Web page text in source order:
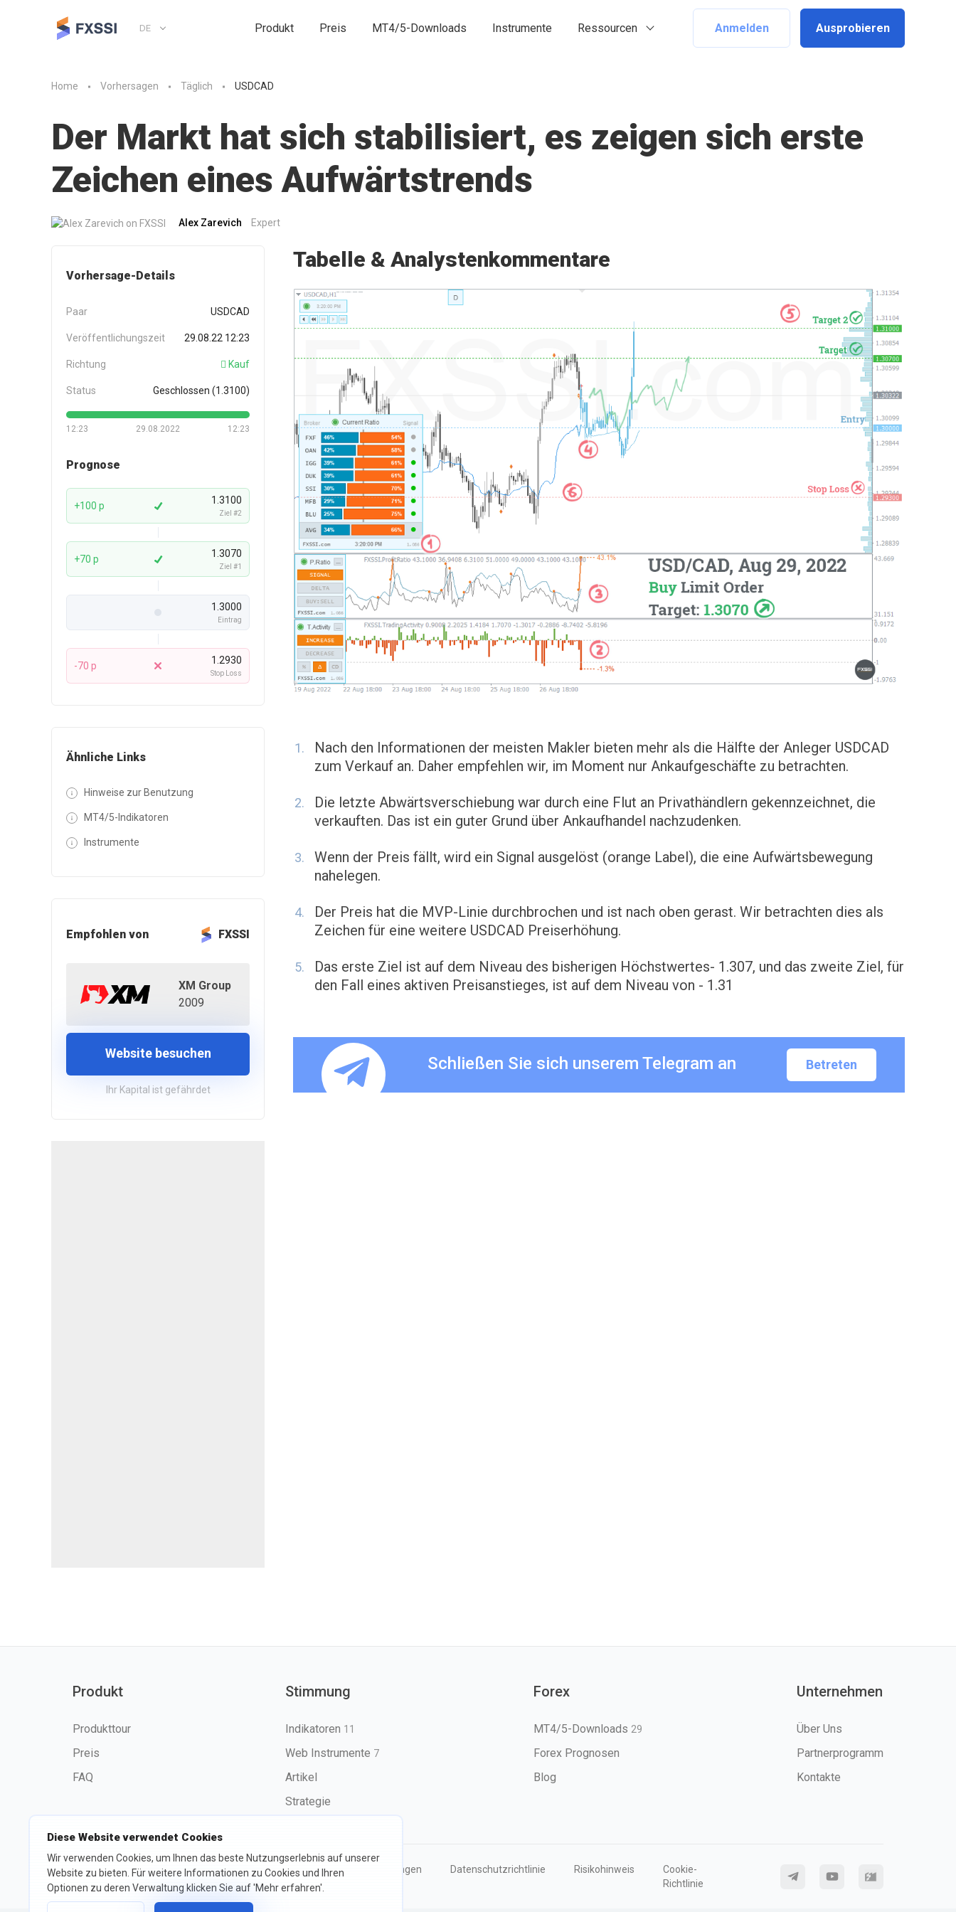
Diese Website verwendet Cookies
Wir verwenden Cookies, um Ihnen das beste Nutzungserlebnis auf unserer
Website zu bieten. Für weitere Informationen zu Cookies und Ihren
Optionen zu deren Verwaltung klicken Sie auf 'Mehr erfahren'.
DE Produkt Preis MT4/5-Downloads Instrumente Ressourcen Anmelden Ausprobieren
Home Vorhersagen Täglich USDCAD
Der Markt hat sich stabilisiert, es zeigen sich erste
Zeichen eines Aufwärtstrends
Alex Zarevich Expert
Vorhersage-Details
Paar USDCAD
Veröffentlichungszeit 29.08.22 12:23
Richtung Kauf
Status Geschlossen (1.3100)
12:23 12:23
29.08.2022
Prognose
+100 p 1.3100
Ziel #2
+70 p 1.3070
Ziel #1
1.3000
Eintrag
-70 p 1.2930
Stop Loss
Ähnliche Links
Hinweise zur Benutzung
MT4/5-Indikatoren
Instrumente
Empfohlen von FXSSI
XM Group
2009
Website besuchen
Ihr Kapital ist gefährdet
Tabelle & Analystenkommentare
Nach den Informationen der meisten Makler bieten mehr als die Hälfte der Anleger USDCAD
zum Verkauf an. Daher empfehlen wir, im Moment nur Ankaufgeschäfte zu betrachten.
Die letzte Abwärtsverschiebung war durch eine Flut an Privathändlern gekennzeichnet, die
verkauften. Das ist ein guter Grund über Ankaufhandel nachzudenken.
Wenn der Preis fällt, wird ein Signal ausgelöst (orange Label), die eine Aufwärtsbewegung
nahelegen.
Der Preis hat die MVP-Linie durchbrochen und ist nach oben gerast. Wir betrachten dies als
Zeichen für eine weitere USDCAD Preiserhöhung.
Das erste Ziel ist auf dem Niveau des bisherigen Höchstwertes- 1.307, und das zweite Ziel, für
den Fall eines aktiven Preisanstieges, ist auf dem Niveau von - 1.31
Schließen Sie sich unserem Telegram an Betreten
Produkt
Produkttour
Preis
FAQ
Stimmung
Indikatoren 11
Web Instrumente 7
Artikel
Strategie
Forex
MT4/5-Downloads 29
Forex Prognosen
Blog
Unternehmen
Über Uns
Partnerprogramm
Kontakte
©2026 fxssi.com Alle Rechte
vorbehalten
Nutzungsbedingungen Datenschutzrichtlinie Risikohinweis
Cookie-
Richtlinie